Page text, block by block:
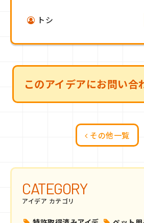
トシ
このアイデアにお問い合
その他一覧
CATEGORY
アイデア カテゴリ